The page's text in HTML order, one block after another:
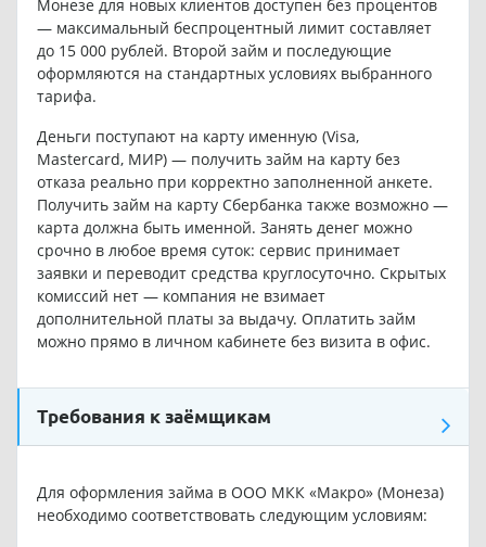
Монезе для новых клиентов доступен без процентов
— максимальный беспроцентный лимит составляет
до 15 000 рублей. Второй займ и последующие
оформляются на стандартных условиях выбранного
тарифа.
Деньги поступают на карту именную (Visa,
Mastercard, МИР) — получить займ на карту без
отказа реально при корректно заполненной анкете.
Получить займ на карту Сбербанка также возможно —
карта должна быть именной. Занять денег можно
срочно в любое время суток: сервис принимает
заявки и переводит средства круглосуточно. Скрытых
комиссий нет — компания не взимает
дополнительной платы за выдачу. Оплатить займ
можно прямо в личном кабинете без визита в офис.
Требования к заёмщикам
Для оформления займа в ООО МКК «Макро» (Монеза)
необходимо соответствовать следующим условиям: